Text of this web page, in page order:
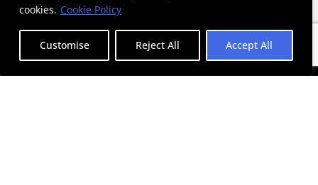
cookies. Cookie Policy
Customise Reject All Accept All
SUBSCRIBE TO OUR NEWSLETTER